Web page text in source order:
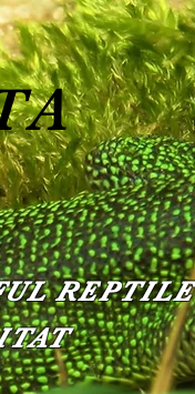
REPTILE